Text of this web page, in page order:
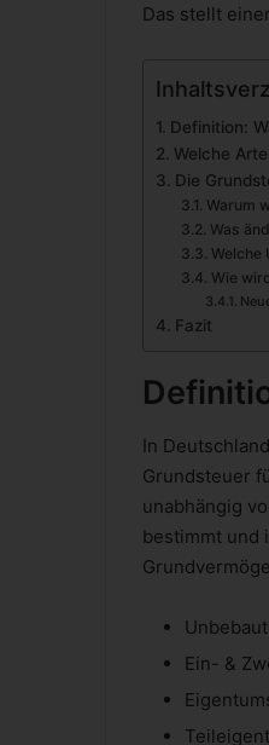
Das stellt
Definition:
Welche
Die
Warum
Was
Welche
Wie
Fazit
In
Grundsteuer
unabhängig
bestimmt und
Ein- &